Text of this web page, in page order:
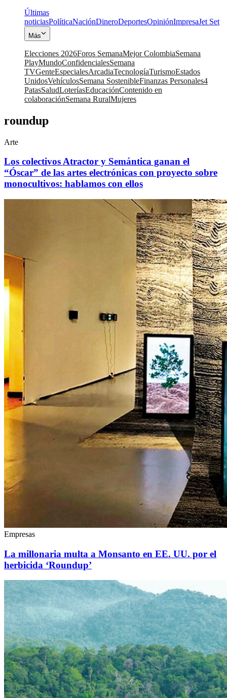
Últimas
noticiasPolíticaNaciónDineroDeportesOpiniónImpresaJet Set
Más
Elecciones 2026Foros SemanaMejor ColombiaSemana
PlayMundoConfidencialesSemana
TVGenteEspecialesArcadiaTecnologíaTurismoEstados
UnidosVehículosSemana SostenibleFinanzas Personales4
PatasSaludLoteríasEducaciónContenido en
colaboraciónSemana RuralMujeres
roundup
Arte
Los colectivos Atractor y Semántica ganan el
“Óscar” de las artes electrónicas con proyecto sobre
monocultivos: hablamos con ellos
Empresas
La millonaria multa a Monsanto en EE. UU. por el
herbicida ‘Roundup’